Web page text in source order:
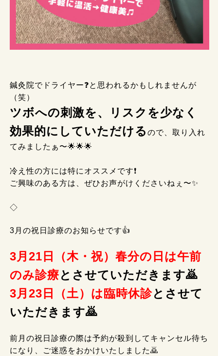
鍼灸院でドライヤー❓と思われるかもしれませんが
（笑）
ツボへの刺激を、リスクを少なく
効果的にしていただける ので、取り入れ
てみましたぁ〜🌟🌟🌟
冷え性の方には特にオススメです❗
ご興味のある方は、ぜひお声がけくださいねぇ〜✨
◇
3月の祝日診療のお知らせです👍
3月21日（木・祝）春分の日は午前
のみ診療と させていただきます🙇
3月23日（土）は臨時休診と させて
いただきます🙇
前月の祝日診療の際は予約が殺到してキャンセル待ち
になり、ご迷惑をおかけいたしました🙇